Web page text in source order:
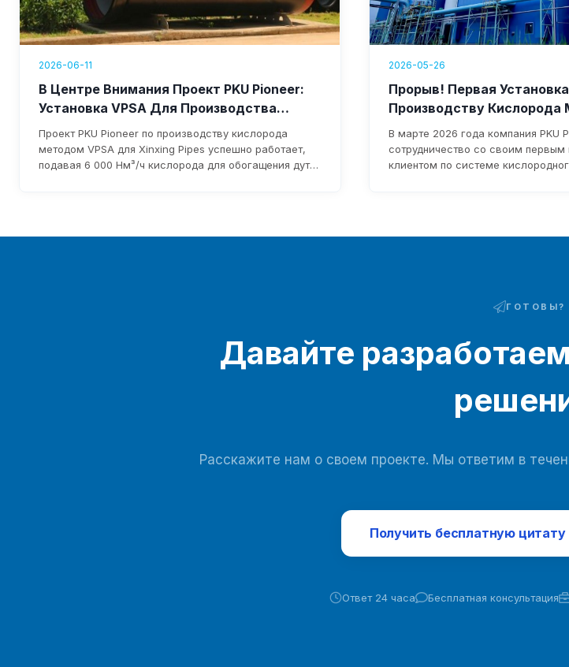
2026-06-11
В Центре Внимания Проект PKU Pioneer:
Установка VPSA Для Производства
Кислорода Для Xinxing Pipes Запущена В
Эксплуатацию И Приносит Более 1,76 Млн
Долларов США Годового Дохода
Проект PKU Pioneer по производству кислорода
методом VPSA для Xinxing Pipes успешно работает,
подавая 6 000 Нм³/ч кислорода для обогащения дутья
2026-05-26
Прорыв! Первая
Производству Кислорода
Компании PKU Pioneer
Вьетнаме.
В марте 2026 года компания PKU
сотрудничество со своим первым
клиентом по системе
ГОТОВЫ?
Давайте
Расскажите нам о своем проекте. Мы ответим в
Получить бесплатную цитату
Ответ 24 часа Бесплатная консультация